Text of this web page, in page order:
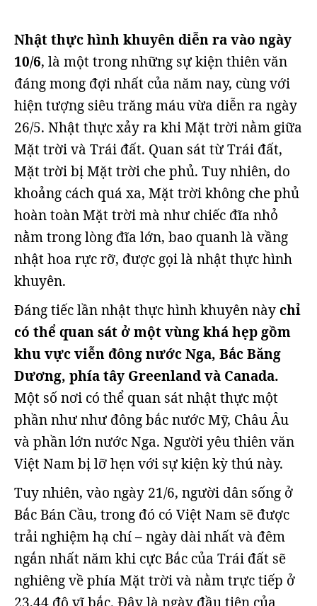
Nhật thực hình khuyên diễn ra vào ngày
10/6, là một trong những sự kiện thiên văn
đáng mong đợi nhất của năm nay, cùng với
hiện tượng siêu trăng máu vừa diễn ra ngày
26/5. Nhật thực xảy ra khi Mặt trời nằm giữa
Mặt trời và Trái đất. Quan sát từ Trái đất,
Mặt trời bị Mặt trời che phủ. Tuy nhiên, do
khoảng cách quá xa, Mặt trời không che phủ
hoàn toàn Mặt trời mà như chiếc đĩa nhỏ
nằm trong lòng đĩa lớn, bao quanh là vầng
nhật hoa rực rỡ, được gọi là nhật thực hình
khuyên.
Đáng tiếc lần nhật thực hình khuyên này chỉ
có thể quan sát ở một vùng khá hẹp gồm
khu vực viễn đông nước Nga, Bắc Băng
Dương, phía tây Greenland và Canada.
Một số nơi có thể quan sát nhật thực một
phần như như đông bắc nước Mỹ, Châu Âu
và phần lớn nước Nga. Người yêu thiên văn
Việt Nam bị lỡ hẹn với sự kiện kỳ thú này.
Tuy nhiên, vào ngày 21/6, người dân sống ở
Bắc Bán Cầu, trong đó có Việt Nam sẽ được
trải nghiệm hạ chí – ngày dài nhất và đêm
ngắn nhất năm khi cực Bắc của Trái đất sẽ
nghiêng về phía Mặt trời và nằm trực tiếp ở